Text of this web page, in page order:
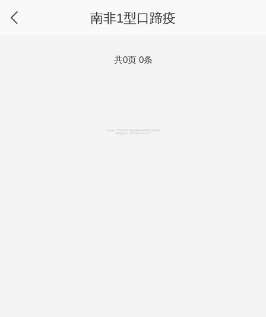
南非1型口蹄疫
共0页 0条
Copyright © 2023-2039 防疫检疫应急物资网 版权所有